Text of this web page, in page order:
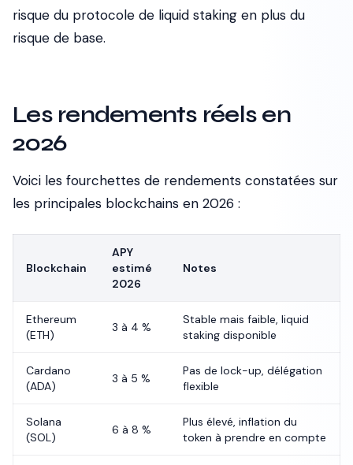
risque du protocole de liquid staking en plus du
risque de base.
Les rendements réels en
2026
Voici les fourchettes de rendements constatées sur
les principales blockchains en 2026 :
Blockchain
APY
estimé
2026
Notes
Ethereum
(ETH)
3 à 4 %
Stable mais faible, liquid
staking disponible
Cardano
(ADA)
3 à 5 %
Pas de lock-up, délégation
flexible
Solana
(SOL)
6 à 8 %
Plus élevé, inflation du
token à prendre en compte